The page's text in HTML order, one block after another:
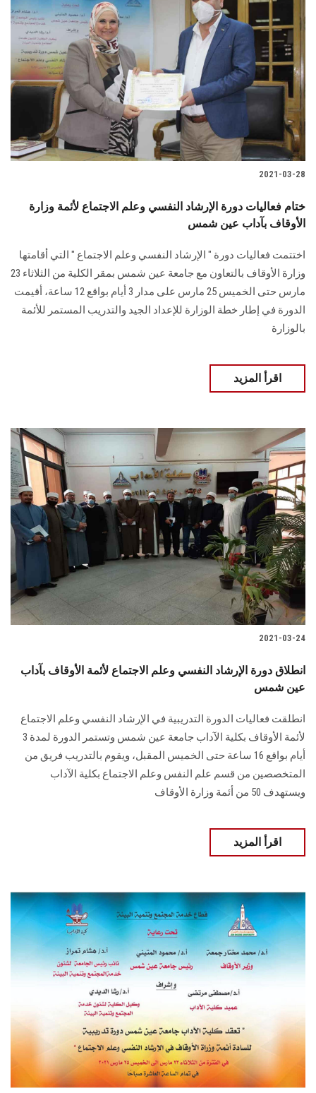
2021-03-28
ختام فعاليات دورة الإرشاد النفسي وعلم الاجتماع لأئمة وزارة
الأوقاف بآداب عين شمس
اختتمت فعاليات دورة " الإرشاد النفسي وعلم الاجتماع " التي أقامتها
وزارة الأوقاف بالتعاون مع جامعة عين شمس بمقر الكلية من الثلاثاء 23
مارس حتى الخميس 25 مارس على مدار 3 أيام بواقع 12 ساعة، أقيمت
الدورة في إطار خطة الوزارة للإعداد الجيد والتدريب المستمر للأئمة
بالوزارة
اقرأ المزيد
2021-03-24
انطلاق دورة الإرشاد النفسي وعلم الاجتماع لأئمة الأوقاف بآداب
عين شمس
انطلقت فعاليات الدورة التدريبية في الإرشاد النفسي وعلم الاجتماع
لأئمة الأوقاف بكلية الآداب جامعة عين شمس وتستمر الدورة لمدة 3
أيام بواقع 16 ساعة حتى الخميس المقبل، ويقوم بالتدريب فريق من
المتخصصين من قسم علم النفس وعلم الاجتماع بكلية الآداب
ويستهدف 50 من أئمة وزارة الأوقاف
اقرأ المزيد